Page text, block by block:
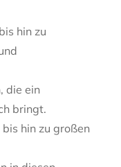
hin zu
die ein
bringt.
hin zu großen